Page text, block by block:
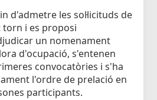
d'admetre les sol·licituds de
i es proposi
un nomenament
d'ocupació, s'entenen
convocatòries i s'ha
l'ordre de prelació en
participants.